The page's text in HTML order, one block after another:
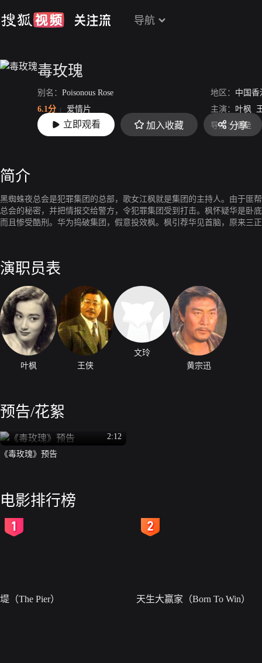
导航
毒玫瑰
别名： Poisonous Rose 地区： 中国香
6.1分
爱情片 主演： 叶枫
上映： 1966-10-25 导演：潘垒
立即观看 加入收藏 分享
简介
黑蜘蛛夜总会是犯罪集团的总部，歌女江枫就是集团的主持人。由于匪
总会的秘密，并把情报交给警方，令犯罪集团受到打击。枫怀疑华是卧
而且惨受酷刑。华为捣破集团，假意投效枫。枫引荐华见首脑，原来三
演职员表
叶枫 王侠
文玲
黄宗迅
预告/花絮
2:12
《毒玫瑰》预告
电影排行榜
堤（The Pier） 天生大赢家（Born To Win）